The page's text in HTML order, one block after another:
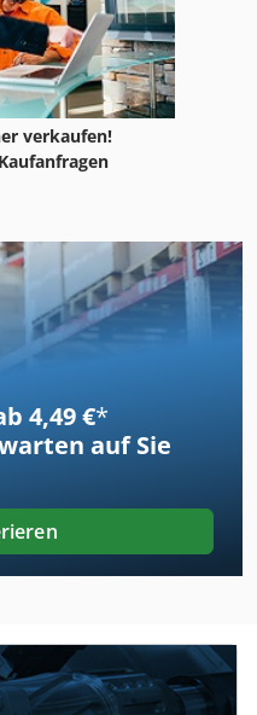
verkaufen!
4,49 €*
auf Sie